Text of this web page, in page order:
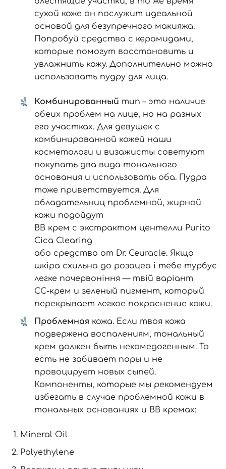
сухой коже он послужит идеальной
основой для безупречного макияжа.
Попробуй средства с керамидами,
которые помогут восстановить и
увлажнить кожу. Дополнительно можно
использовать пудру для лица.
Комбинированный тип – это наличие
обеих проблем на лице, но на разных
его участках. Для девушек с
комбинированной кожей наши
косметологи и визажисты советуют
покупать два вида тонального
основания и использовать оба. Пудра
тоже приветствуется. Для
обладательниц проблемной, жирной
кожи подойдут
ВВ крем с экстрактом центелли Purito
Cica Clearing
або средство от Dr. Ceuracle. Якщо
шкіра схильна до розацеа і тебе турбує
легке почервоніння — твій варіант
СС-крем и зеленый пигмент, который
перекрывает легкое покраснение кожи.
Проблемная кожа. Если твоя кожа
подвержена воспалениям, тональный
крем должен быть некомедогенным. То
есть не забивает поры и не
провоцирует новых сыпей.
Компоненты, которые мы рекомендуем
избегать в случае проблемной кожи в
тональных основаниях и ВВ кремах:
Mineral Oil
Polyethylene